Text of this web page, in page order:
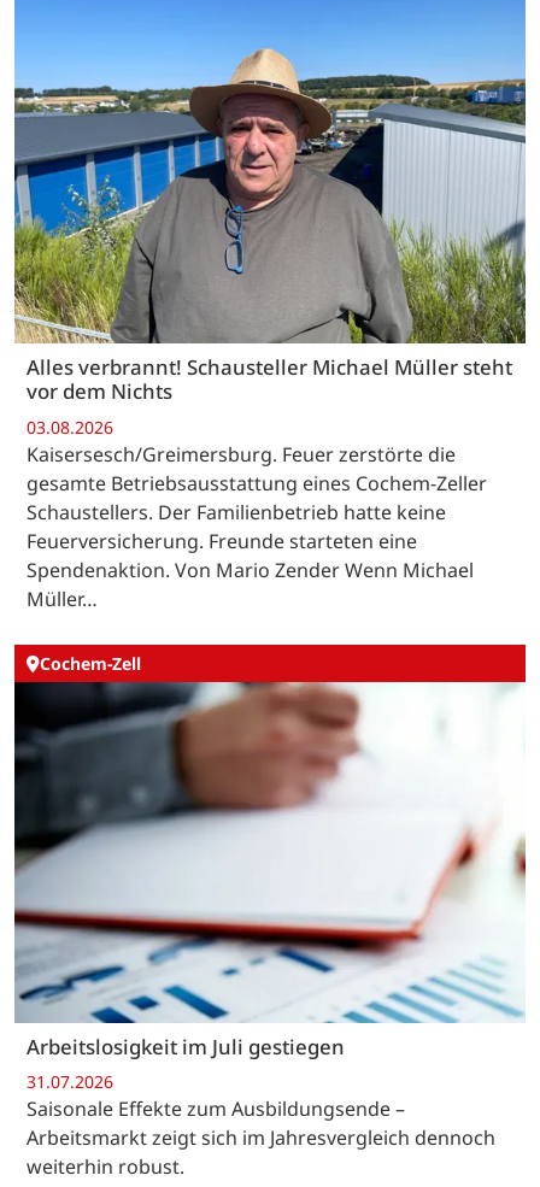
Alles verbrannt! Schausteller Michael Müller steht
vor dem Nichts
03.08.2026
Kaisersesch/Greimersburg. Feuer zerstörte die
gesamte Betriebsausstattung eines Cochem-Zeller
Schaustellers. Der Familienbetrieb hatte keine
Feuerversicherung. Freunde starteten eine
Spendenaktion. Von Mario Zender Wenn Michael
Müller…
Cochem-Zell
Arbeitslosigkeit im Juli gestiegen
31.07.2026
Saisonale Effekte zum Ausbildungsende –
Arbeitsmarkt zeigt sich im Jahresvergleich dennoch
weiterhin robust.